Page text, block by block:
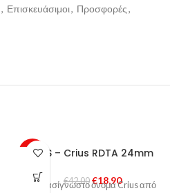
, Επισκευάσιμοι, Προσφορές,
-55%OBS – Crius RDTA 24mm
€42,00 €18,90
Το πασίγνωστο όνομα Crius από